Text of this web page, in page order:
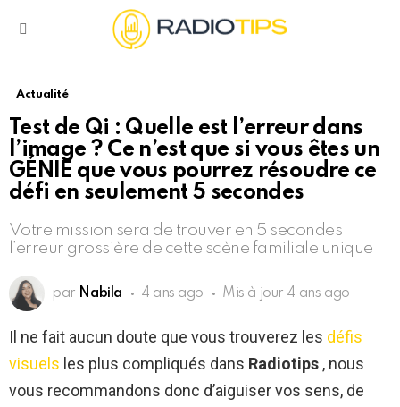
Actualité
Test de Qi : Quelle est l’erreur dans
l’image ? Ce n’est que si vous êtes un
GÉNIE que vous pourrez résoudre ce
défi en seulement 5 secondes
Votre mission sera de trouver en 5 secondes
l’erreur grossière de cette scène familiale unique
par Nabila 4 ans ago Mis à jour 4 ans ago
Il ne fait aucun doute que vous trouverez les défis
visuels les plus compliqués dans Radiotips , nous
vous recommandons donc d’aiguiser vos sens, de